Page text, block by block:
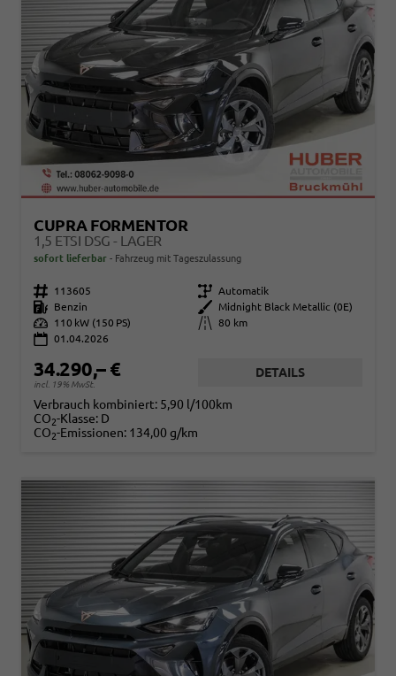
CUPRA FORMENTOR
1,5 ETSI DSG - LAGER
sofort lieferbar Fahrzeug mit Tageszulassung
Fahrzeugnr. 113605 Getriebe Automatik
Kraftstoff
Benzin Außenfarbe
Midnight Black Metallic (0E)
Leistung
110 kW (150 PS) Kilometerstand
80 km
01.04.2026
34.290,– €
incl. 19% MwSt.
DETAILS
Verbrauch kombiniert: 5,90 l/100km
CO2-Klasse: D
CO2-Emissionen: 134,00 g/km